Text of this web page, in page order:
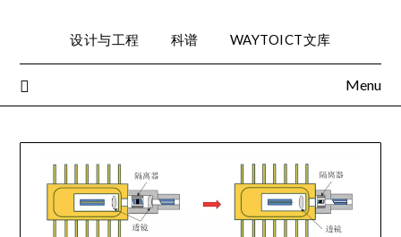
设计与工程 科谱 WAYTOICT文库
Menu